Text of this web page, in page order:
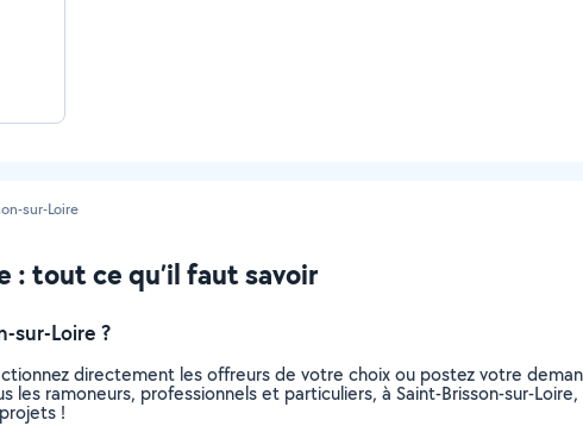
sur-Loire
: tout ce qu’il faut savoir
sur-Loire ?
directement les offreurs de votre choix ou postez votre
les ramoneurs, professionnels et particuliers, à Saint-Brisson-sur-
!